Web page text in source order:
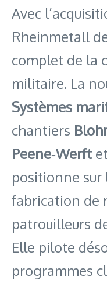
Avec
Rheinmetall
complet de la
militaire. La
Systèmes
chantiers
Peene‑Werft et
positionne
fabrication de
patrouilleurs
Elle pilote
programmes